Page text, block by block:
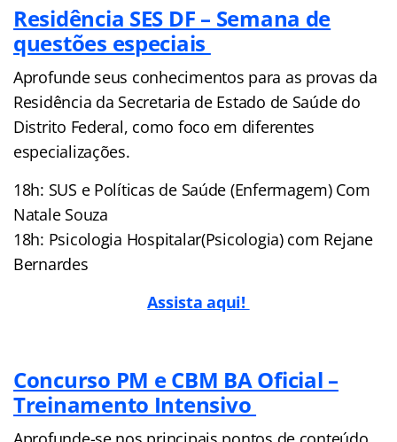
Residência SES DF – Semana de
questões especiais
Aprofunde seus conhecimentos para as provas da
Residência da Secretaria de Estado de Saúde do
Distrito Federal, como foco em diferentes
especializações.
18h: SUS e Políticas de Saúde (Enfermagem) Com
Natale Souza
18h: Psicologia Hospitalar(Psicologia) com Rejane
Bernardes
Assista aqui!
Concurso PM e CBM BA Oficial –
Treinamento Intensivo